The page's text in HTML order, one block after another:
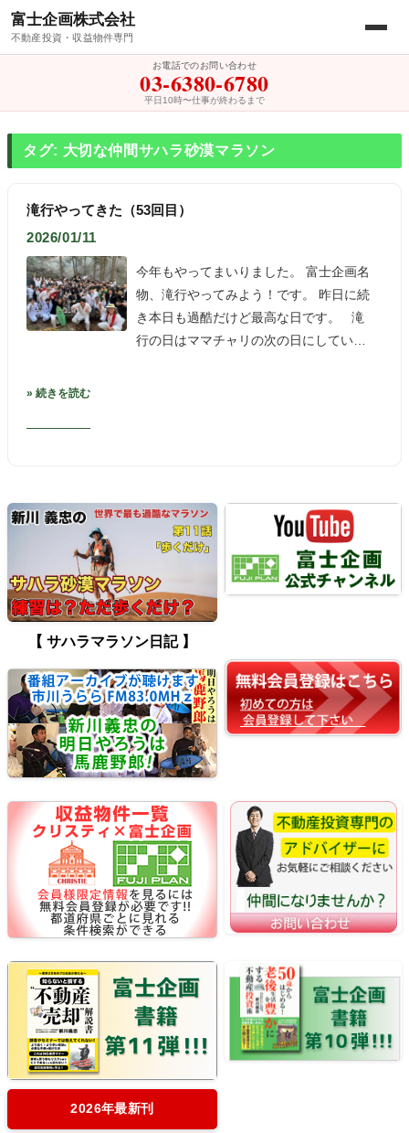
富士企画株式会社
不動産投資・収益物件専門
お電話でのお問い合わせ
03-6380-6780
平日10時〜仕事が終わるまで
タグ: 大切な仲間サハラ砂漠マラソン
滝行やってきた（53回目）
2026/01/11
今年もやってまいりました。 富士企画名
物、滝行やってみよう！です。 昨日に続
き本日も過酷だけど最高な日です。 滝
行の日はママチャリの次の日にしてい…
» 続きを読む
【 サハラマラソン日記 】
2026年最新刊